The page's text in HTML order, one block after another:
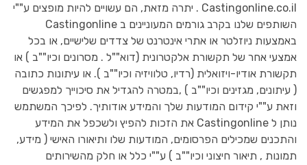
Castingonline.co.il . יתרה מזאת, הם עשויים להיות מופצים ע""י
השותפים שלנו בקרב גורמים המעוניינים ב Castingonline
באמצעות ניוזלטר או אתרי אינטרנט של צדדים שלישיים, או בכל
אמצעי אחר של תקשורת אלקטרונית (דוא""ל . מסרונים וכיו""ב ) או
תקשורת אודיו-ויזואלית (רדיו, טלוויזיה וכיו""ב ). או עיתונות כתובה
( עיתונים, מגזינים וכיו""ב ) ,במטרה להגדיל את סיכוייך למפגשים
וזאת ע""י קידום המודעות שלך והמידע אודותיך. לפיכך המשתמש
נותן ל Castingonline את הזכות להפיץ ולשכפל את המידע
והתכנים שמכילים הפרסומים, המודעות שלו ותיאורו האישי ( מידע,
תמונות , תיאור חיצוני וכיו""ב ) ע""י כלל או חלק מהשירותים